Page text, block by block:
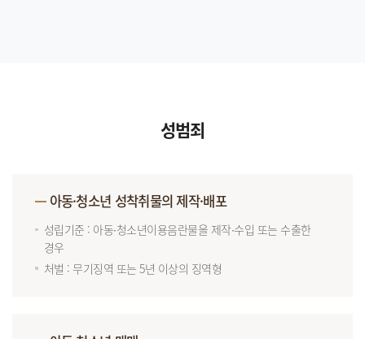
성범죄
아동·청소년 성착취물의 제작·배포
성립기준 : 아동∙청소년이용음란물을 제작∙수입 또는 수출한
경우
처벌 : 무기징역 또는 5년 이상의 징역형